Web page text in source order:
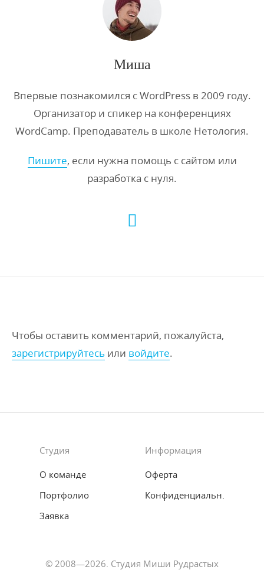
Миша
Впервые познакомился с WordPress в 2009 году.
Организатор и спикер на конференциях
WordCamp. Преподаватель в школе Нетология.
Пишите, если нужна помощь с сайтом или
разработка с нуля.
Чтобы оставить комментарий, пожалуйста,
зарегистрируйтесь или войдите.
Студия
О команде
Портфолио
Заявка
Информация
Оферта
Конфиденциальн.
© 2008—2026. Студия Миши Рудрастых